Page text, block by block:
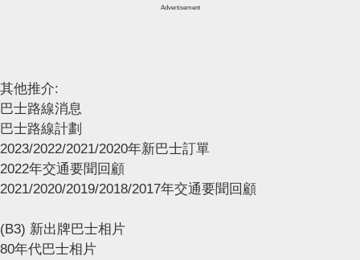
Advertisement
其他推介:
巴士路線消息
巴士路線計劃
2023/2022/2021/2020年新巴士訂單
2022年交通要聞回顧
2021/2020/2019/2018/2017年交通要聞回顧
(B3) 新出牌巴士相片
80年代巴士相片